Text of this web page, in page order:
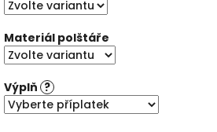
Materiál polštáře
Výplň ?